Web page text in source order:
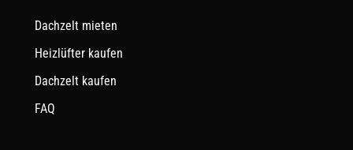
Dachzelt mieten
Heizlüfter kaufen
Dachzelt kaufen
FAQ